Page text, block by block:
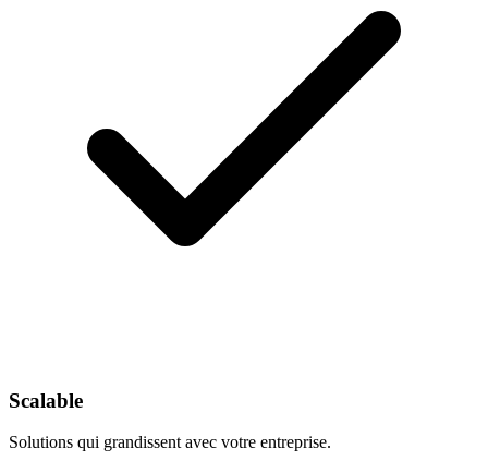
Scalable
Solutions qui grandissent avec votre entreprise.